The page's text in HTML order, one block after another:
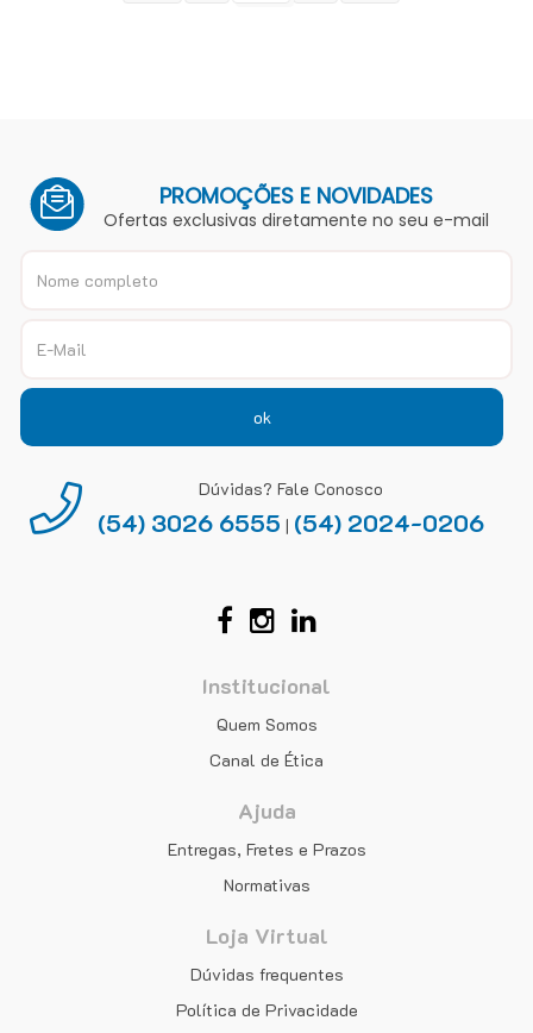
PROMOÇÕES E NOVIDADES
Ofertas exclusivas diretamente no seu e-mail
ok
Dúvidas? Fale Conosco
(54) 3026 6555 | (54) 2024-0206
Institucional
Quem Somos
Canal de Ética
Ajuda
Entregas, Fretes e Prazos
Normativas
Loja Virtual
Dúvidas frequentes
Política de Privacidade